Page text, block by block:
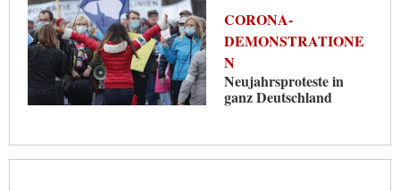
CORONA-
DEMONSTRATIONE
N
Neujahrsproteste in
ganz Deutschland